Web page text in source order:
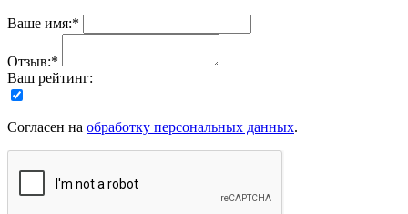
Ваше имя:*
Отзыв:*
Ваш рейтинг:
Согласен на обработку персональных данных.